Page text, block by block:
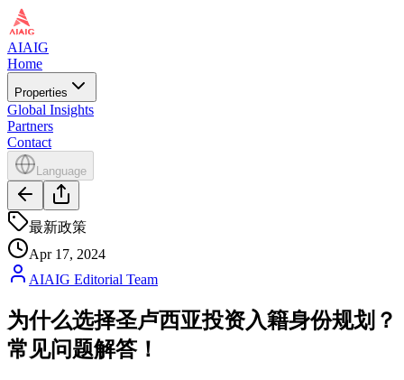
AIAIG
Home
Properties
Global Insights
Partners
Contact
Language
最新政策
Apr 17, 2024
AIAIG Editorial Team
为什么选择圣卢西亚投资入籍身份规划？
常见问题解答！